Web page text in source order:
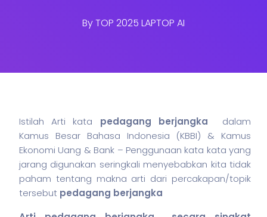
ByTOP 2025 LAPTOP AI
Istilah Arti kata pedagang berjangka dalam
Kamus Besar Bahasa Indonesia (KBBI) & Kamus
Ekonomi Uang & Bank – Penggunaan kata kata yang
jarang digunakan seringkali menyebabkan kita tidak
paham tentang makna arti dari percakapan/topik
tersebut pedagang berjangka